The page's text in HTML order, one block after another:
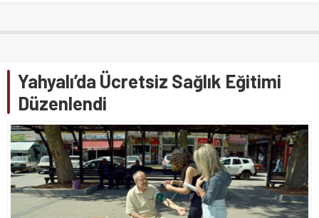
Yahyalı’da Ücretsiz Sağlık Eğitimi
Düzenlendi